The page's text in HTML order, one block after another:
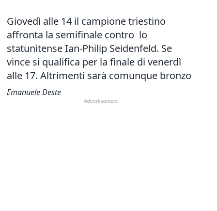
Giovedì alle 14 il campione triestino
affronta la semifinale contro lo
statunitense Ian-Philip Seidenfeld. Se
vince si qualifica per la finale di venerdì
alle 17. Altrimenti sarà comunque bronzo
Emanuele Deste